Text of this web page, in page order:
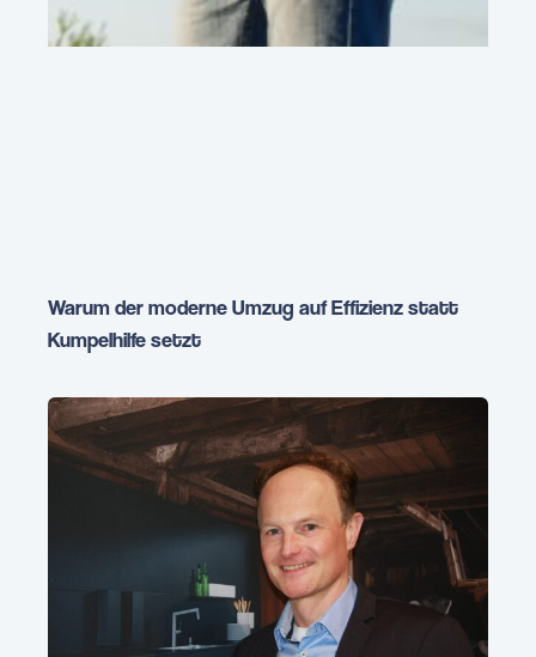
Warum der moderne Umzug auf Effizienz statt
Kumpelhilfe setzt